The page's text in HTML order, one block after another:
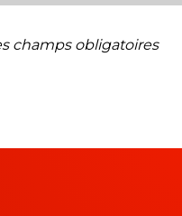
champs obligatoires